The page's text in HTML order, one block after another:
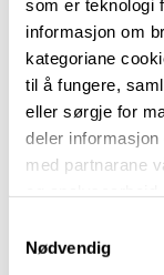
som er teknologi
informasjon om
kategoriane
til å fungere,
eller sørgje for
deler
med partnarane
når du vil trekke
Nødvendig
korridoren i
Våre